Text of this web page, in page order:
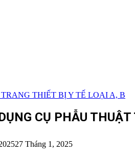
THIẾT BỊ Y TẾ LOẠI A, B
CỤ PHẪU
27 Tháng 1, 2025